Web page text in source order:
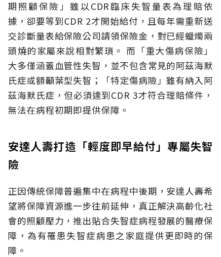
期照顧保險」雖以CDR臨床失智量表為理賠依
據，卻要等到CDR 2才開始給付，且每年需重新送
交診斷量表給保險公司請領保險金，對已經蠟燭兩
頭燒的家屬來說相對繁瑣。 而「重大傷病保險」
大多僅涵蓋血管性失智，並不包含常見的阿茲海默
氏症或額顳葉型失智；「特定傷病險」雖有納入阿
茲海默氏症，但必須達到CDR 3才符合理賠條件，
無法在病程初期即提供保障。
安達人壽打造「輕度即早給付」專屬失智
險
正因傳統保障普遍集中在病程中後期，安達人壽希
望將保障資源進一步往前延伸，真正解決高齡化社
會的照顧壓力，推出貼合失智症病程發展的醫療保
障，為有罹患失智症病患之家庭提供更即時的保
障。